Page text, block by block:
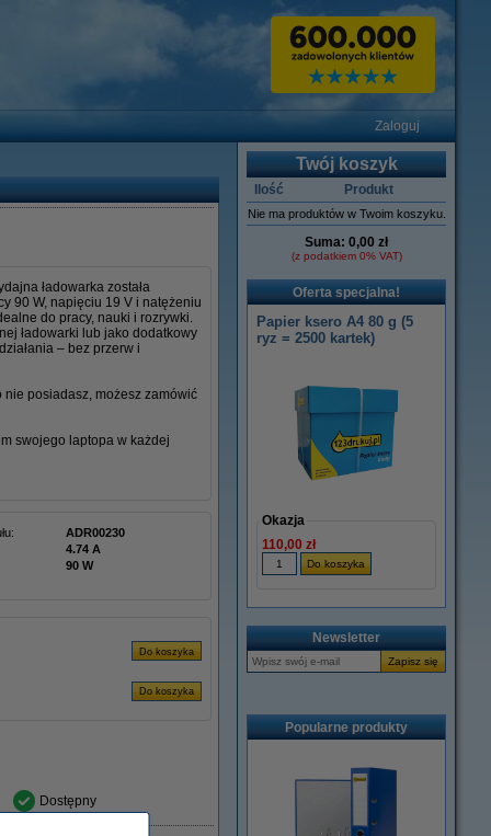
Zaloguj
ładowarka została
90 W, napięciu 19 V i natężeniu
do pracy, nauki i rozrywki.
ładowarki lub jako dodatkowy
– bez przerw i
nie posiadasz, możesz zamówić
swojego laptopa w każdej
ADR00230
4.74 A
90 W
Dostępny
Twój koszyk
Ilość Produkt
Nie ma produktów w Twoim koszyku.
Suma: 0,00 zł
(z podatkiem 0% VAT)
Oferta specjalna!
Papier ksero A4 80 g (5
ryz = 2500 kartek)
Okazja
110,00 zł
Newsletter
Popularne produkty